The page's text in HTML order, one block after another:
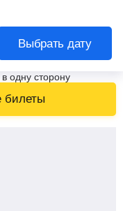
Выбрать дату
одну сторону
билеты